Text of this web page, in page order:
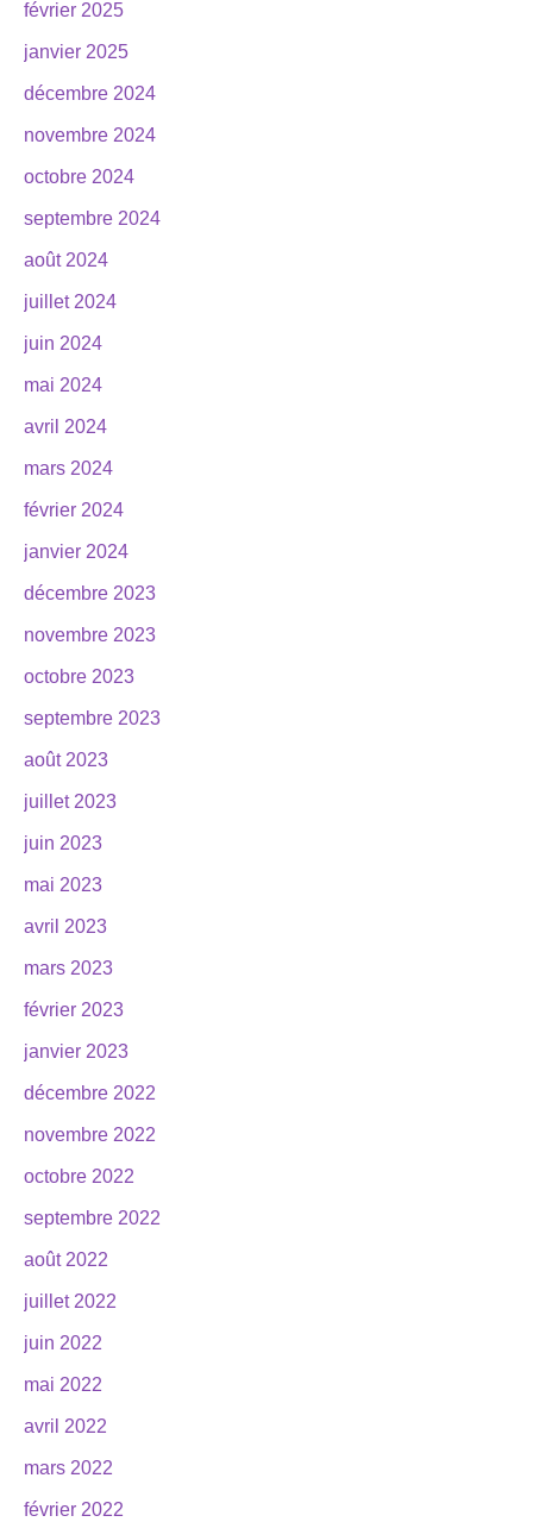
février 2025
janvier 2025
décembre 2024
novembre 2024
octobre 2024
septembre 2024
août 2024
juillet 2024
juin 2024
mai 2024
avril 2024
mars 2024
février 2024
janvier 2024
décembre 2023
novembre 2023
octobre 2023
septembre 2023
août 2023
juillet 2023
juin 2023
mai 2023
avril 2023
mars 2023
février 2023
janvier 2023
décembre 2022
novembre 2022
octobre 2022
septembre 2022
août 2022
juillet 2022
juin 2022
mai 2022
avril 2022
mars 2022
février 2022